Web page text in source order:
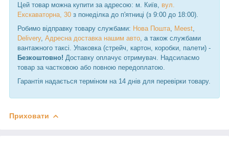
Цей товар можна купити за адресою: м. Київ, вул.
Екскаваторна, 30 з понеділка до п'ятниці (з 9:00 до 18:00).
Робимо відправку товару службами: Нова Пошта Meest
Delivery, Адресна доставка нашим авто , а також службами
вантажного таксі. Упаковка (стрейч, картон, коробки, палети) -
Безкоштовно! Доставку оплачує отримувач. Надсилаємо
товар за частковою або повною передоплатою.
Гарантія надається терміном на 14 днів для перевірки товару.
Приховати